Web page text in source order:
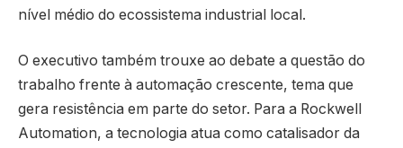
nível médio do ecossistema industrial local.
O executivo também trouxe ao debate a questão do
trabalho frente à automação crescente, tema que
gera resistência em parte do setor. Para a Rockwell
Automation, a tecnologia atua como catalisador da